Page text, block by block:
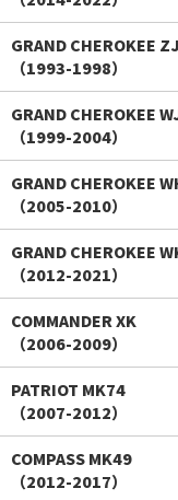
GRAND CHEROKEE ZJ
（1993-1998）
GRAND CHEROKEE
（1999-2004）
GRAND CHEROKEE
（2005-2010）
GRAND CHEROKEE
（2012-2021）
COMMANDER XK
（2006-2009）
PATRIOT MK74
（2007-2012）
COMPASS MK49
（2012-2017）